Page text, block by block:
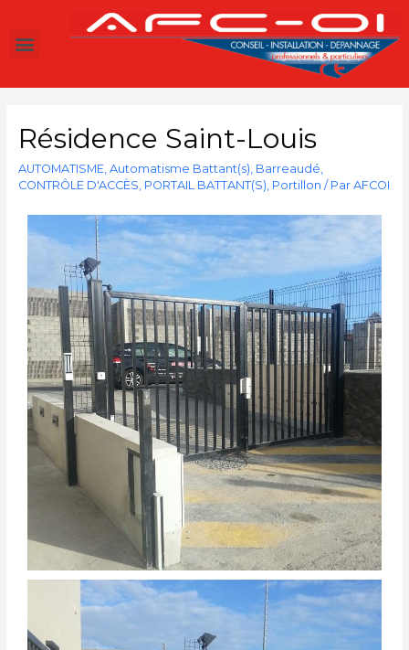
Résidence Saint-Louis
AUTOMATISME, Automatisme Battant(s), Barreaudé,
CONTRÔLE D'ACCÈS, PORTAIL BATTANT(S), Portillon / Par AFCOI